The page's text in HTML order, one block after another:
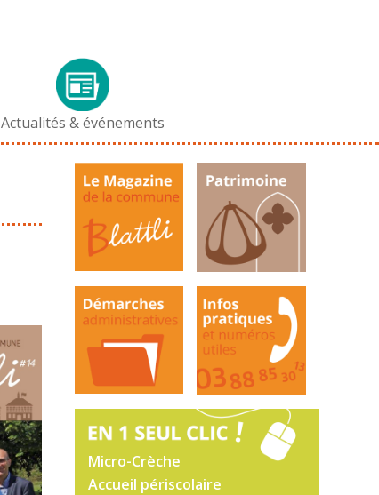
Actualités & événements
Micro-Crèche
Accueil périscolaire